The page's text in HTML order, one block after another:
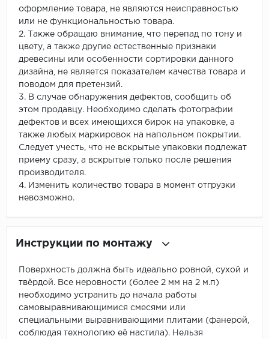
оформление товара, не являются неисправностью
или не функциональностью товара.
2. Также обращаю внимание, что перепад по тону и
цвету, а также другие естественные признаки
древесины или особенности сортировки данного
дизайна, не является показателем качества товара и
поводом для претензий.
3. В случае обнаружения дефектов, сообщить об
этом продавцу. Необходимо сделать фотографии
дефектов и всех имеющихся бирок на упаковке, а
также любых маркировок на напольном покрытии.
Следует учесть, что не вскрытые упаковки подлежат
приему сразу, а вскрытые только после решения
производителя.
4. Изменить количество товара в момент отгрузки
невозможно.
Инструкции по монтажу
Поверхность должна быть идеально ровной, сухой и
твёрдой. Все неровности (более 2 мм на 2 м.п)
необходимо устранить до начала работы
самовыравнивающимися смесями или
специальными выравнивающими плитами (фанерой,
соблюдая технологию её настила). Нельзя